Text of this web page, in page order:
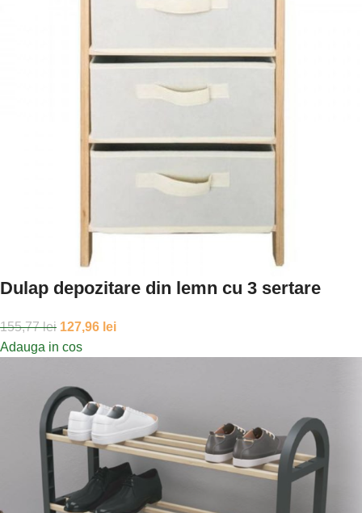
Dulap depozitare din lemn cu 3 sertare
155,77lei 127,96 lei
Adauga in cos